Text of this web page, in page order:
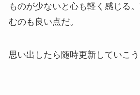
ものが少ないと心も軽く感じる
むのも良い点だ。
思い出したら随時更新していこう